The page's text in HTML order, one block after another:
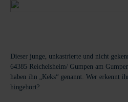
Dieser junge, unkastrierte und nicht
64385 Reichelsheim/ Gumpen am
haben ihn „Keks“ genannt. Wer erkennt
hingehört?